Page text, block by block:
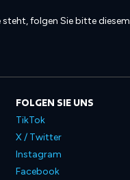
steht, folgen Sie bitte diesem
FOLGEN SIE UNS
TikTok
X / Twitter
Instagram
Facebook